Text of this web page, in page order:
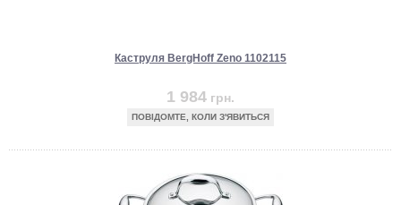
Каструля BergHoff Zeno 1102115
1 984 грн.
ПОВІДОМТЕ, КОЛИ З'ЯВИТЬСЯ